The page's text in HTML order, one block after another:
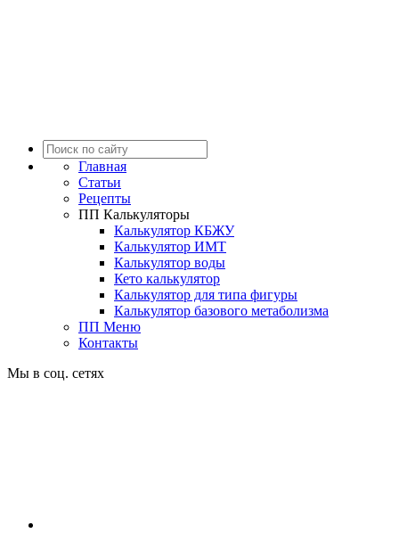
Главная
Статьи
Рецепты
ПП Калькуляторы
Калькулятор КБЖУ
Калькулятор ИМТ
Калькулятор воды
Кето калькулятор
Калькулятор для типа фигуры
Калькулятор базового метаболизма
ПП Меню
Контакты
Мы в соц. сетях